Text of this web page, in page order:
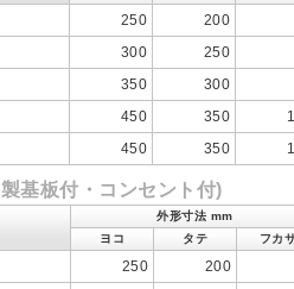
250
200
300
250
350
300
450 350
450 350
基板付・コンセント付)
外形寸法 mm
ヨコ
タテ フカ
250
200